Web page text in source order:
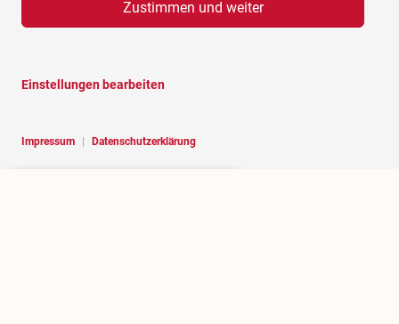
Zustimmen und weiter
Impressum Datenschutzerklärung
Einstellungen bearbeiten